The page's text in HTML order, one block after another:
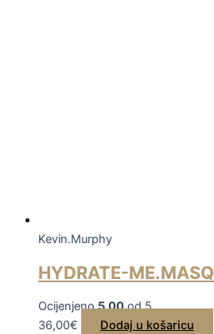
Kevin.Murphy
HYDRATE-
Ocijenjeno5.00od 5
36,00€ Dodaj u košaricu